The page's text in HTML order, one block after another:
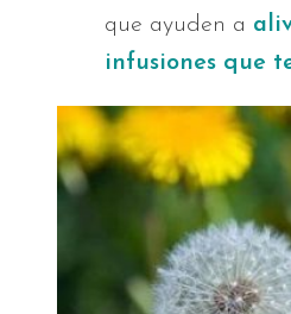
que ayuden a
infusiones que